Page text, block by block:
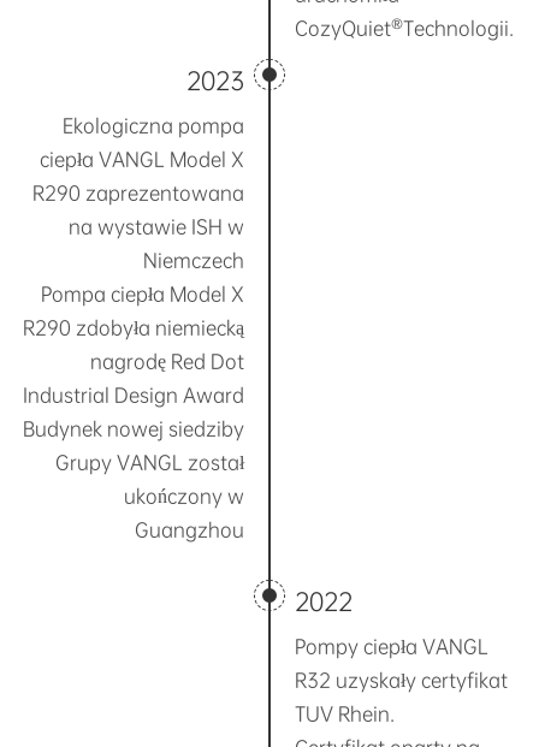
CozyQuiet®Technologii.
2023
Ekologiczna pompa
ciepła VANGL Model X
R290 zaprezentowana
na wystawie ISH w
Niemczech
Pompa ciepła Model X
R290 zdobyła niemiecką
nagrodę Red Dot
Industrial Design Award
Budynek nowej siedziby
Grupy VANGL został
ukończony w
Guangzhou
2022
Pompy ciepła VANGL
R32 uzyskały certyfikat
TUV Rhein.